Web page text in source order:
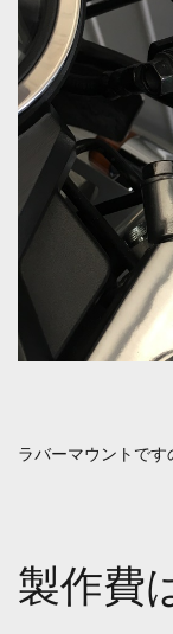
ラバーマウントです
製作費